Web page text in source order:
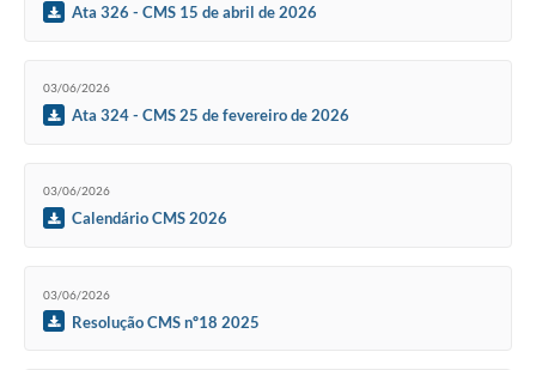
Ata 326 - CMS 15 de abril de 2026
03/06/2026
Ata 324 - CMS 25 de fevereiro de 2026
03/06/2026
Calendário CMS 2026
03/06/2026
Resolução CMS nº18 2025